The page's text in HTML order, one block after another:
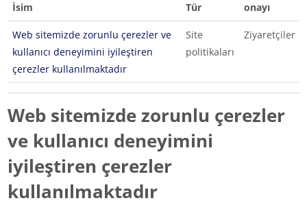
İsim Tür
onayı
Web sitemizde zorunlu çerezler ve
kullanıcı deneyimini iyileştiren
çerezler kullanılmaktadır
Site
politikaları
Ziyaretçiler
Web sitemizde zorunlu çerezler
ve kullanıcı deneyimini
iyileştiren çerezler
kullanılmaktadır